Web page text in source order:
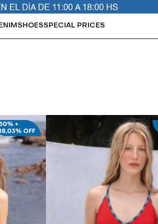
SHOESSPECIAL PRICES